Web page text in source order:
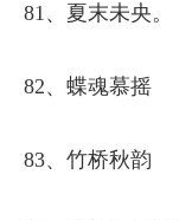
81、夏末未央。
82、蝶魂慕摇
83、竹桥秋韵